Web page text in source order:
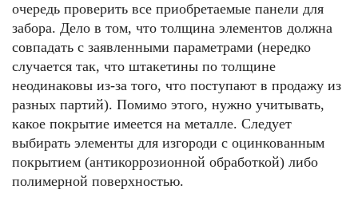
очередь проверить все приобретаемые панели для
забора. Дело в том, что толщина элементов должна
совпадать с заявленными параметрами (нередко
случается так, что штакетины по толщине
неодинаковы из-за того, что поступают в продажу из
разных партий). Помимо этого, нужно учитывать,
какое покрытие имеется на металле. Следует
выбирать элементы для изгороди с оцинкованным
покрытием (антикоррозионной обработкой) либо
полимерной поверхностью.